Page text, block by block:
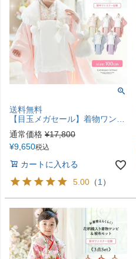
送料無料
【目玉メガセール】着物ワンピース+ファー襟被布和姫セット 着脱カンタン 七五三 3歳女の子 TAK
通常価格 ¥17,800
¥9,650税込
カートに入れる
5.00 （1 ）